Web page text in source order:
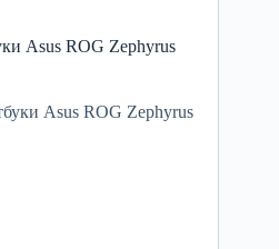
Asus ROG Zephyrus